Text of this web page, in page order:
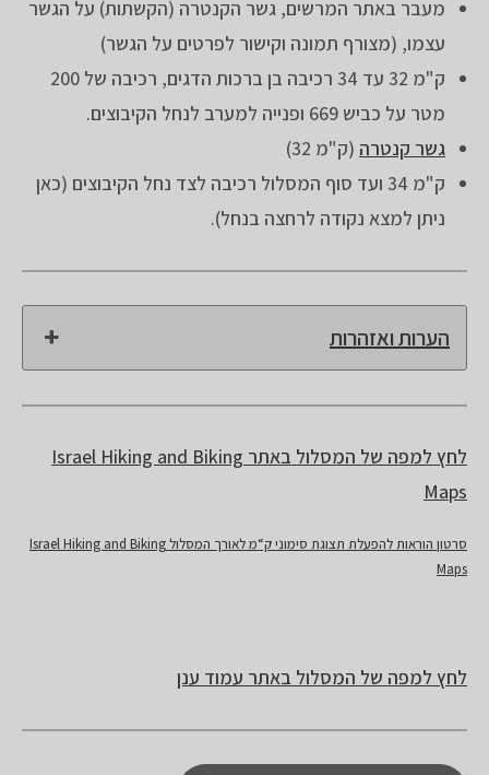
מעבר באתר המרשים, גשר הקנטרה (הקשתות) על הגשר
עצמו, (מצורף תמונה וקישור לפרטים על הגשר)
ק"מ 32 עד 34 רכיבה בן ברכות הדגים, רכיבה של 200
מטר על כביש 669 ופנייה למערב לנחל הקיבוצים.
גשר קנטרה (ק"מ 32)
ק"מ 34 ועד סוף המסלול רכיבה לצד נחל הקיבוצים (כאן
ניתן למצא נקודה לרחצה בנחל).
הערות ואזהרות
לחץ למפה של המסלול באתר Israel Hiking and Biking
Maps
סרטון הוראות להפעלת תצוגת סימוני ק“מ לאורך המסלול Israel Hiking and Biking
Maps
לחץ למפה של המסלול באתר עמוד ענן